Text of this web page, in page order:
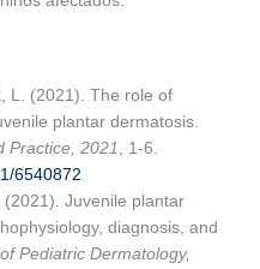
L. (2021). The role of
plantar dermatosis.
Practice, 2021, 1-6.
6540872
(2021). Juvenile plantar
diagnosis, and
Pediatric Dermatology,